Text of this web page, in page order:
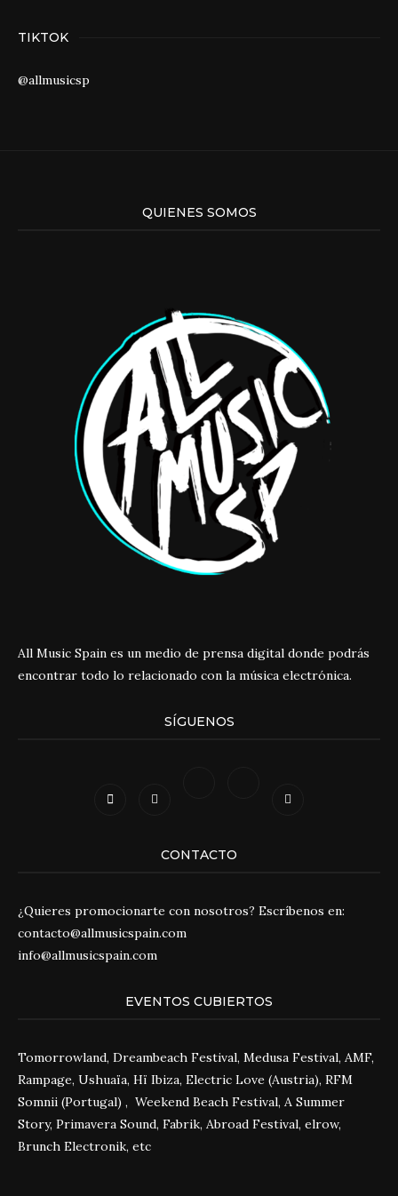
TIKTOK
@allmusicsp
QUIENES SOMOS
All Music Spain es un medio de prensa digital donde podrás
encontrar todo lo relacionado con la música electrónica.
SÍGUENOS
CONTACTO
¿Quieres promocionarte con nosotros? Escríbenos en:
contacto@allmusicspain.com
info@allmusicspain.com
EVENTOS CUBIERTOS
Tomorrowland, Dreambeach Festival, Medusa Festival, AMF,
Rampage, Ushuaïa, Hï Ibiza, Electric Love (Austria), RFM
Somnii (Portugal) , Weekend Beach Festival, A Summer
Story, Primavera Sound, Fabrik, Abroad Festival, elrow,
Brunch Electronik, etc